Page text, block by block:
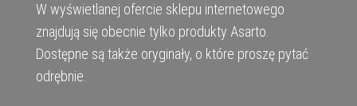
W wyświetlanej ofercie sklepu internetowego
znajdują się obecnie tylko produkty Asarto.
Dostępne są także oryginały, o które proszę pytać
odrębnie.